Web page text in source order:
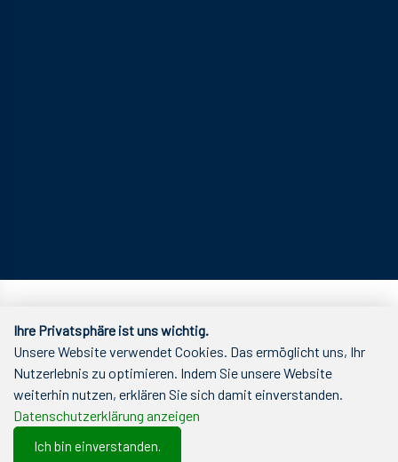
Ihre Privatsphäre ist uns wichtig.
Unsere Website verwendet Cookies. Das ermöglicht uns, Ihr
Nutzerlebnis zu optimieren. Indem Sie unsere Website
weiterhin nutzen, erklären Sie sich damit einverstanden.
Datenschutzerklärung anzeigen
Ich bin einverstanden.